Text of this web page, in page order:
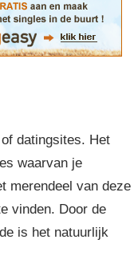
datingsites. Het
waarvan je
merendeel van deze
vinden. Door de
is het natuurlijk